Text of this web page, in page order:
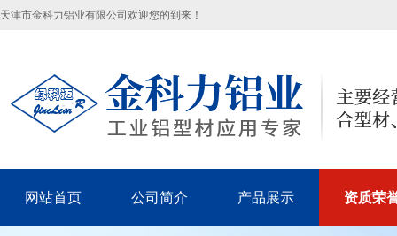
天津市金科力铝业有限公司欢迎您的到来！
网站首页 公司简介 产品展示 资质荣